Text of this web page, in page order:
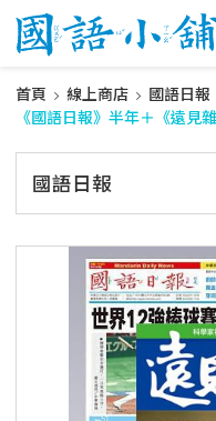
首頁 線上商店 國語日報
《國語日報》半年＋《遠見
國語日報